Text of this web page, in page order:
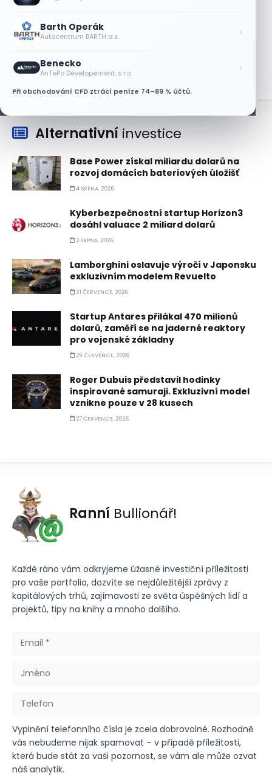
Barth Operák
Autocentrum BARTH a.s. ›
Benecko
AnTePo Developement, s.r.o. ›
Při obchodování CFD ztrácí peníze 74–89 % účtů.
Micron posílil o 7,6 % a zvýšil podíl na
trhu DRAM
Alternativní investice
Base Power získal miliardu dolarů na
rozvoj domácích bateriových úložišť
4 SRPNA, 2026
Kyberbezpečnostní startup Horizon3
dosáhl valuace 2 miliard dolarů
2 SRPNA, 2026
Lamborghini oslavuje výročí v Japonsku
exkluzivním modelem Revuelto
31 ČERVENCE, 2026
Startup Antares přilákal 470 milionů
dolarů, zaměří se na jaderné reaktory
pro vojenské základny
29 ČERVENCE, 2026
Roger Dubuis představil hodinky
inspirované samuraji. Exkluzivní model
vznikne pouze v 28 kusech
27 ČERVENCE, 2026
Ranní Bullionář!
Každé ráno vám odkryjeme úžasné investiční příležitosti
pro vaše portfolio, dozvíte se nejdůležitější zprávy z
kapitálových trhů, zajímavosti ze světa úspěšných lidí a
projektů, tipy na knihy a mnoho dalšího.
Vyplnění telefonního čísla je zcela dobrovolné. Rozhodně
vás nebudeme nijak spamovat – v případě příležitosti,
která bude stát za vaši pozornost, se vám ale může ozvat
náš analytik.